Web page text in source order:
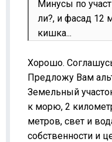
Минусы по
ли?, и фасад 12
кишка...
Хорошо.
Предложу Вам
Земельный
к морю, 2
метров, свет и
собственности и